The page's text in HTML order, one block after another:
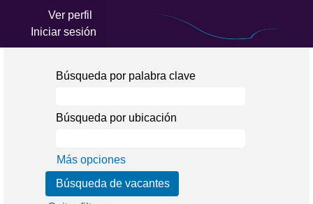
Ver perfil
Iniciar sesión
Búsqueda por palabra clave
Búsqueda por ubicación
Más opciones